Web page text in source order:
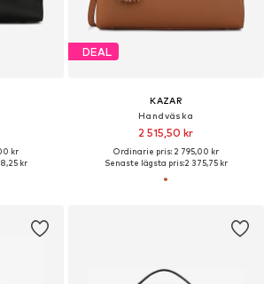
kr
kr
DEAL
KAZAR
Handväska
2 515,50 kr
Ordinarie pris: 2 795,00 kr
Senaste lägsta pris:2 375,75 kr